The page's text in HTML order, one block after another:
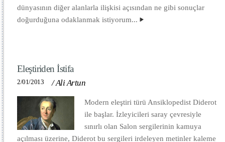
dünyasının diğer alanlarla ilişkisi açısından ne gibi sonuçlar
doğurduğuna odaklanmak istiyorum...
Eleştiriden İstifa
2/01/2013 /Ali Artun
Modern eleştiri türü Ansiklopedist Diderot
ile başlar. İzleyicileri saray çevresiyle
sınırlı olan Salon sergilerinin kamuya
açılması üzerine, Diderot bu sergileri irdeleyen metinler kaleme